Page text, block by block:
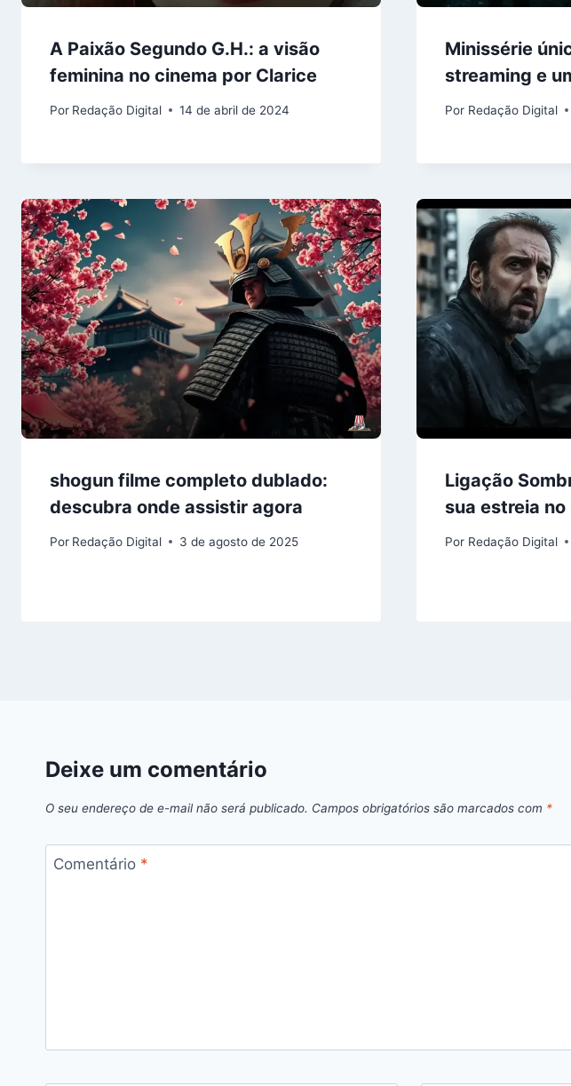
A Paixão Segundo G.H.: a visão
feminina no cinema por Clarice
Por Redação Digital 14 de abril de 2024
Minissérie
streaming e
Por Redação Digital
shogun filme completo dublado:
descubra onde assistir agora
Por Redação Digital 3 de agosto de 2025
Ligação
sua estreia no
Por Redação Digital
Deixe um comentário
O seu endereço de e-mail não será publicado. Campos obrigatórios são marcados com *
Comentário *